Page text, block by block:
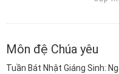
Môn đệ Chúa yêu
Tuần Bát Nhật Giáng Sinh: